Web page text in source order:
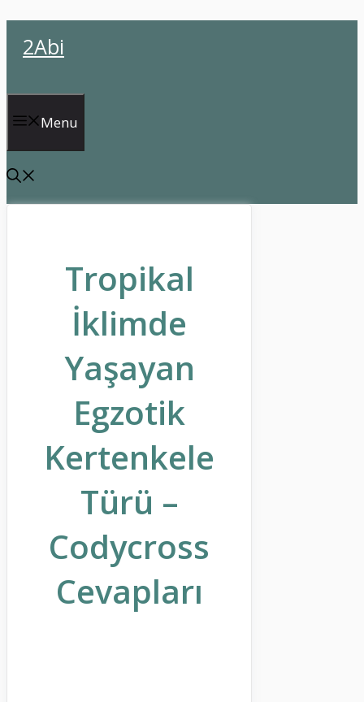
atla2Abi
Menu
Tropikal
İklimde
Yaşayan
Egzotik
Kertenkele
Türü –
Codycross
Cevapları